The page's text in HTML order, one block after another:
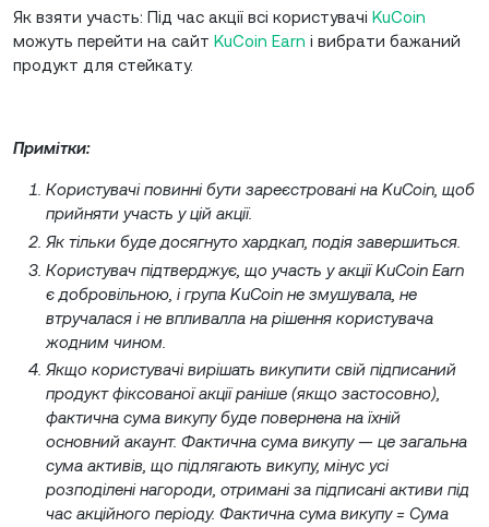
Як взяти участь: Під час акції всі користувачі KuCoin
можуть перейти на сайт KuCoin Earn і вибрати бажаний
продукт для стейкату.
Примітки:
Користувачі повинні бути зареєстровані на KuCoin, щоб
прийняти участь у цій акції.
Як тільки буде досягнуто хардкап, подія завершиться.
Користувач підтверджує, що участь у акції KuCoin Earn
є добровільною, і група KuCoin не змушувала, не
втручалася і не впливалла на рішення користувача
жодним чином.
Якщо користувачі вирішать викупити свій підписаний
продукт фіксованої акції раніше (якщо застосовно),
фактична сума викупу буде повернена на їхній
основний акаунт. Фактична сума викупу — це загальна
сума активів, що підлягають викупу, мінус усі
розподілені нагороди, отримані за підписані активи під
час акційного періоду. Фактична сума викупу = Сума